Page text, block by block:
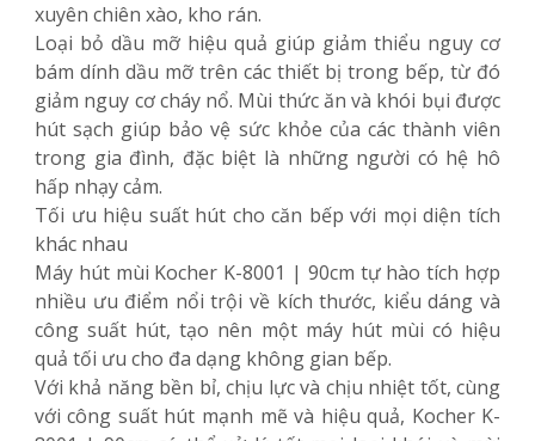
xuyên chiên xào, kho rán.
Loại bỏ dầu mỡ hiệu quả giúp giảm thiểu nguy cơ
bám dính dầu mỡ trên các thiết bị trong bếp, từ đó
giảm nguy cơ cháy nổ. Mùi thức ăn và khói bụi được
hút sạch giúp bảo vệ sức khỏe của các thành viên
trong gia đình, đặc biệt là những người có hệ hô
hấp nhạy cảm.
Tối ưu hiệu suất hút cho căn bếp với mọi diện tích
khác nhau
Máy hút mùi Kocher K-8001 | 90cm tự hào tích hợp
nhiều ưu điểm nổi trội về kích thước, kiểu dáng và
công suất hút, tạo nên một máy hút mùi có hiệu
quả tối ưu cho đa dạng không gian bếp.
Với khả năng bền bỉ, chịu lực và chịu nhiệt tốt, cùng
với công suất hút mạnh mẽ và hiệu quả, Kocher K-